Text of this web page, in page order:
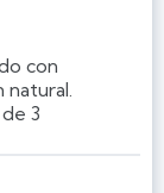
con
natural.
3